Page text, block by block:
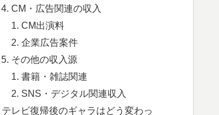
CM・広告関連の収入
CM出演料
企業広告案件
その他の収入源
書籍・雑誌関連
SNS・デジタル関連収入
テレビ復帰後のギャラはどう変わっ